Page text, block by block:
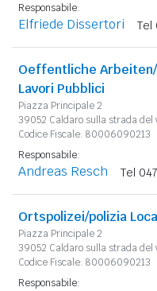
Responsabile:
Elfriede Dissertori Tel
Oeffentliche
Lavori Pubblici
Piazza Principale 2
39052 Caldaro sulla strada del
Codice Fiscale: 80006090213
Responsabile:
Andreas Resch Tel
Ortspolizei/polizia
Piazza Principale 2
39052 Caldaro sulla strada del
Codice Fiscale: 80006090213
Responsabile: